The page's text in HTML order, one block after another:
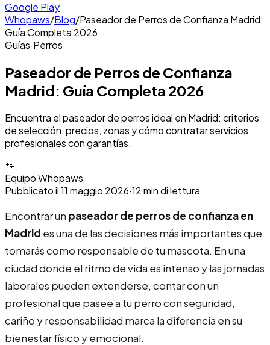
Google Play
Whopaws/Blog/Paseador de Perros de Confianza Madrid:
Guía Completa 2026
Guías·Perros
Paseador de Perros de Confianza
Madrid: Guía Completa 2026
Encuentra el paseador de perros ideal en Madrid: criterios
de selección, precios, zonas y cómo contratar servicios
profesionales con garantías.
🐾
Equipo Whopaws
Pubblicato il11 maggio 2026·12min di lettura
Encontrar un paseador de perros de confianza en
Madrid es una de las decisiones más importantes que
tomarás como responsable de tu mascota. En una
ciudad donde el ritmo de vida es intenso y las jornadas
laborales pueden extenderse, contar con un
profesional que pasee a tu perro con seguridad,
cariño y responsabilidad marca la diferencia en su
bienestar físico y emocional.